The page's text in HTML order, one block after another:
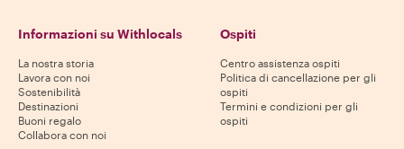
Informazioni su Withlocals
La nostra storia
Lavora con noi
Sostenibilità
Destinazioni
Buoni regalo
Collabora con noi
Ospiti
Centro assistenza ospiti
Politica di cancellazione per gli
ospiti
Termini e condizioni per gli
ospiti